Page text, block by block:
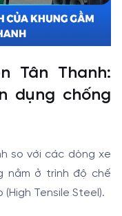
Tân Thanh:
dụng chống
so với các dòng xe
nằm ở trình độ chế
Tensile Steel).